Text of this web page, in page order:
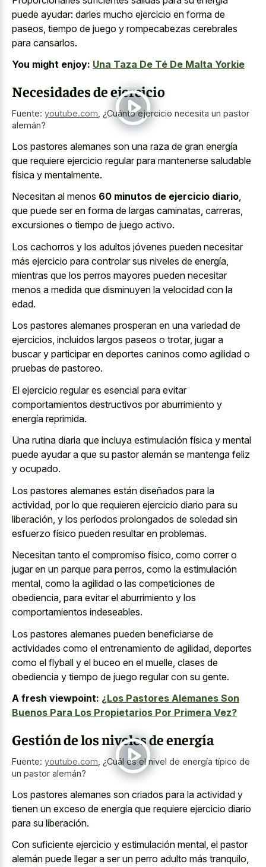
puede ayudar: darles mucho ejercicio en forma de
paseos, tiempo de juego y rompecabezas cerebrales
para cansarlos.
You might enjoy: Una Taza De Té De Malta Yorkie
Necesidades de ejercicio
Fuente: youtube.com ¿Cuánto ejercicio necesita un pastor
alemán?
Los pastores alemanes son una raza de gran energía
que requiere ejercicio regular para mantenerse saludable
física y mentalmente.
Necesitan al menos 60 minutos de ejercicio diario,
que puede ser en forma de largas caminatas, carreras,
excursiones o tiempo de juego activo.
Los cachorros y los adultos jóvenes pueden necesitar
más ejercicio para controlar sus niveles de energía,
mientras que los perros mayores pueden necesitar
menos a medida que disminuyen la velocidad con la
edad.
Los pastores alemanes prosperan en una variedad de
ejercicios, incluidos largos paseos o trotar, jugar a
buscar y participar en deportes caninos como agilidad o
pruebas de pastoreo.
El ejercicio regular es esencial para evitar
comportamientos destructivos por aburrimiento y
energía reprimida.
Una rutina diaria que incluya estimulación física y mental
puede ayudar a que su pastor alemán se mantenga feliz
y ocupado.
Los pastores alemanes están diseñados para la
actividad, por lo que requieren ejercicio diario para su
liberación, y los períodos prolongados de soledad sin
esfuerzo físico pueden resultar en problemas.
Necesitan tanto el compromiso físico, como correr o
jugar en un parque para perros, como la estimulación
mental, como la agilidad o las competiciones de
obediencia, para evitar el aburrimiento y los
comportamientos indeseables.
Los pastores alemanes pueden beneficiarse de
actividades como el entrenamiento de agilidad, deportes
como el flyball y el buceo en el muelle, clases de
obediencia y tiempo de juego regular con su gente.
A fresh viewpoint: ¿Los Pastores Alemanes Son
Buenos Para Los Propietarios Por Primera Vez?
Gestión de los niveles de energía
Fuente: youtube.com ¿Cuál es el nivel de energía típico de
un pastor alemán?
Los pastores alemanes son criados para la actividad y
tienen un exceso de energía que requiere ejercicio diario
para su liberación.
Con suficiente ejercicio y estimulación mental, el pastor
alemán puede llegar a ser un perro adulto más tranquilo,